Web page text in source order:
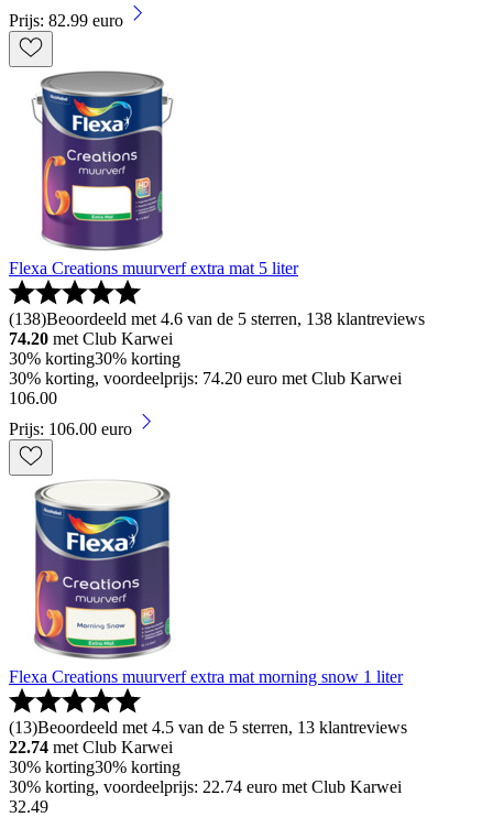
Prijs: 82.99 euro
Flexa Creations muurverf extra mat 5 liter
(138)Beoordeeld met 4.6 van de 5 sterren, 138 klantreviews
74.20 met Club Karwei
30% korting30% korting
30% korting, voordeelprijs: 74.20 euro met Club Karwei
106.00
Prijs: 106.00 euro
Flexa Creations muurverf extra mat morning snow 1 liter
(13)Beoordeeld met 4.5 van de 5 sterren, 13 klantreviews
22.74 met Club Karwei
30% korting30% korting
30% korting, voordeelprijs: 22.74 euro met Club Karwei
32.49